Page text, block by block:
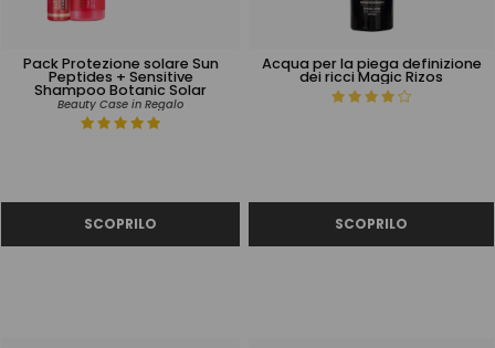
Pack Protezione solare Sun
Peptides + Sensitive
Shampoo Botanic Solar
Beauty Case in Regalo
Acqua per la piega definizione
dei ricci Magic Rizos